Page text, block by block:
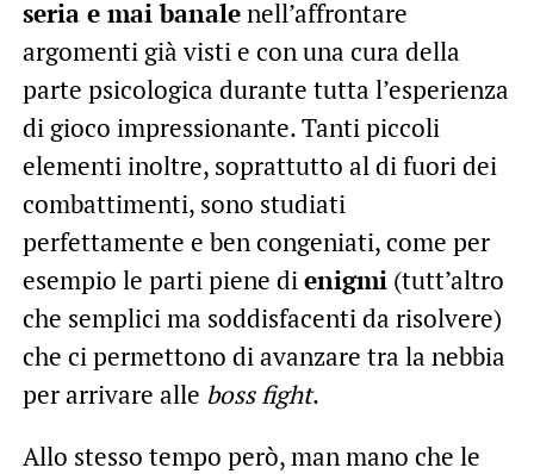
seria e mai banalenell’affrontare
argomenti già visti e con una cura della
parte psicologica durante tutta l’esperienza
di gioco impressionante. Tanti piccoli
elementi inoltre, soprattutto al di fuori dei
combattimenti, sono studiati
perfettamente e ben congeniati, come per
esempio le parti piene dienigmi(tutt’altro
che semplici ma soddisfacenti da risolvere)
che ci permettono di avanzare tra la nebbia
per arrivare alle boss fight.
Allo stesso tempo però, man mano che le